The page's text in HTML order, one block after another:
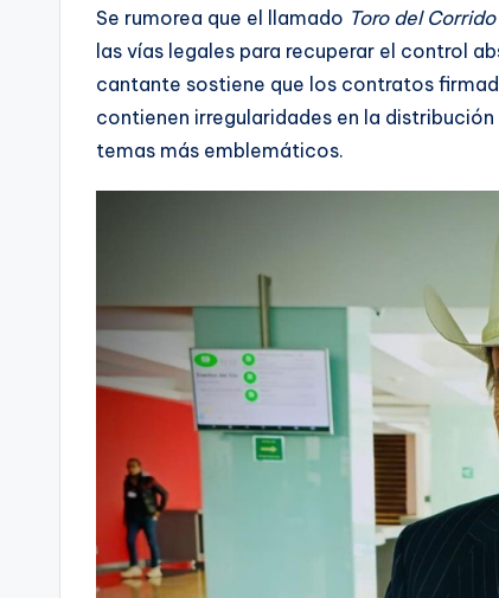
Se rumorea que el llamado Toro del Corrido
las vías legales para recuperar el control
cantante sostiene que los contratos
contienen irregularidades en la
temas más emblemáticos.